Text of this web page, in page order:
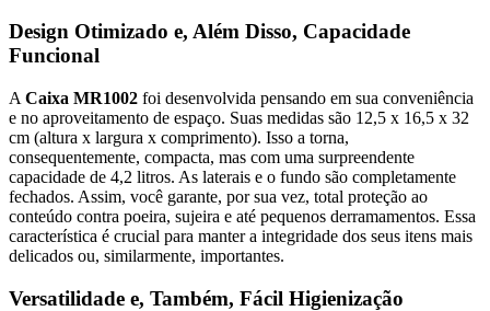
Design Otimizado e, Além Disso, Capacidade
Funcional
A Caixa MR1002 foi desenvolvida pensando em sua conveniência
e no aproveitamento de espaço. Suas medidas são 12,5 x 16,5 x 32
cm (altura x largura x comprimento). Isso a torna,
consequentemente, compacta, mas com uma surpreendente
capacidade de 4,2 litros. As laterais e o fundo são completamente
fechados. Assim, você garante, por sua vez, total proteção ao
conteúdo contra poeira, sujeira e até pequenos derramamentos. Essa
característica é crucial para manter a integridade dos seus itens mais
delicados ou, similarmente, importantes.
Versatilidade e, Também, Fácil Higienização